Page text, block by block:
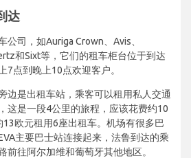
达
公司，如Auriga Crown、Avis、
和Sixt等，它们的租车柜台位于到达
7点到晚上10点欢迎客户。
边是出租车站，乘客可以租用私人交通
这是一段4公里的旅程，应该花费约10
欧元租用6座出租车。机场有很多巴
主要巴士站连接起来，法鲁到达的乘
前往阿尔加维和葡萄牙其他地区。